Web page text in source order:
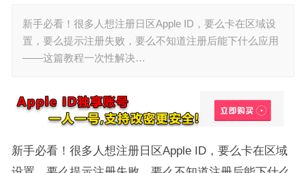
新手必看！很多人想注册日区Apple ID，要么卡在区域设
置，要么提示注册失败，要么不知道注册后能下什么应用
——这篇教程一次性解决…
新手必看！很多人想注册日区Apple ID，要么卡在区域